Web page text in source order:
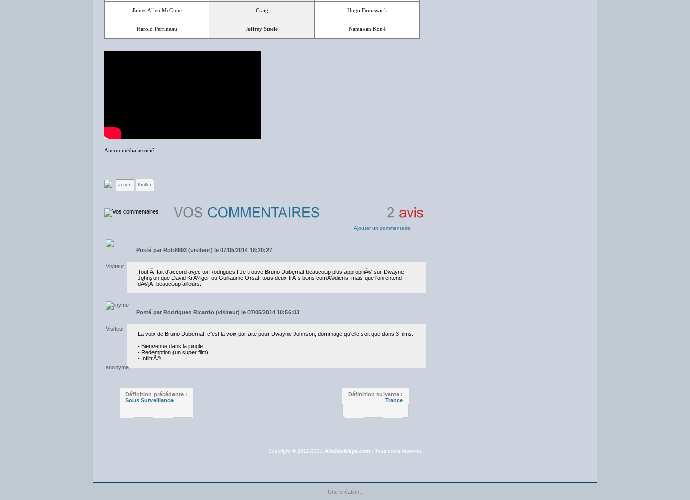
James Allen McCune Craig Hugo Brunswick
Harold Perrineau Jeffrey Steele Namakan Koné
Aucun média associé.
action thriller
Ajouter un commentaire
Posté par Rob8693 (visiteur) le 07/05/2014 18:20:27
Tout Ã fait d'accord avec toi Rodrigues ! Je trouve Bruno Dubernat beaucoup plus appropriÃ© sur Dwayne
Johnson que David KrÃ¼ger ou Guillaume Orsat, tous deux trÃ¨s bons comÃ©diens, mais que l'on entend
dÃ©jÃ beaucoup ailleurs.
Posté par Rodrigues Ricardo (visiteur) le 07/05/2014 10:56:03
La voix de Bruno Dubernat, c'est la voix parfaite pour Dwayne Johnson, dommage qu'elle soit que dans 3 films:
- Bienvenue dans la jungle
- Redemption (un super film)
- InfiltrÃ©
Définition précédente :
Sous Surveillance
Définition suivante :
Trance
Copyright © 2011-2021 AlloDoublage.com - Tous droits réservés
Une création :